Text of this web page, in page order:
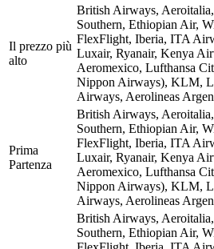
Il prezzo più
alto
British Airways,
Southern, Ethiopian Air,
FlexFlight, Iberia, ITA
Luxair, Ryanair, Kenya
Aeromexico, Lufthansa
Nippon Airways), KLM,
Airways, Aerolineas
Prima
Partenza
British Airways,
Southern, Ethiopian Air,
FlexFlight, Iberia, ITA
Luxair, Ryanair, Kenya
Aeromexico, Lufthansa
Nippon Airways), KLM,
Airways, Aerolineas
British Airways,
Southern, Ethiopian Air,